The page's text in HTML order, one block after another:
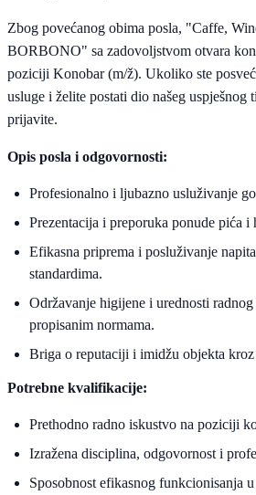
​Zbog povećanog obima posla, "Caffe,
BORBONO" sa zadovoljstvom otvara
poziciji Konobar (m/ž). Ukoliko ste
usluge i želite postati dio našeg uspješnog
prijavite.
Opis posla i odgovornosti:
​Profesionalno i ljubazno usluživanje
​Prezentacija i preporuka ponude pića i
​Efikasna priprema i posluživanje
standardima.
​Održavanje higijene i urednosti radnog
propisanim normama.
​Briga o reputaciji i imidžu objekta
Potrebne kvalifikacije:
​Prethodno radno iskustvo na poziciji
​Izražena disciplina, odgovornost i
​Sposobnost efikasnog funkcionisanja